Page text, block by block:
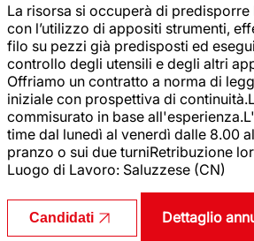
La risorsa si occuperà di
con l’utilizzo di appositi strumenti,
filo su pezzi già predisposti ed
controllo degli utensili e degli altri
Offriamo un contratto a norma di
iniziale con prospettiva di
commisurato in base
time dal lunedì al venerdì dalle 8.00
pranzo o sui due turniRetribuzione
Luogo di Lavoro: Saluzzese (CN)
Candidati Dettaglio